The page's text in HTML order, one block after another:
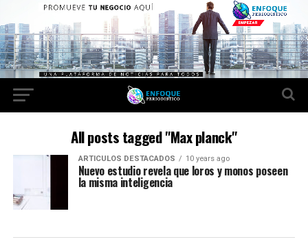
All posts tagged "Max planck"
ARTICULOS DESTACADOS 10 years ago
Nuevo estudio revela que loros y monos poseen
la misma inteligencia